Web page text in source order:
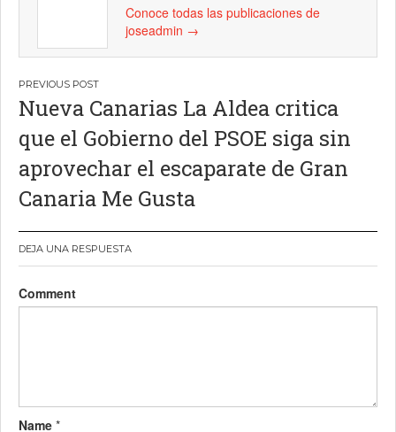
Conoce todas las publicaciones de
joseadmin →
Navegación
de
entradas
Nueva Canarias La Aldea critica
que el Gobierno del PSOE siga sin
aprovechar el escaparate de Gran
Canaria Me Gusta
DEJA UNA RESPUESTA
Comment
Name *